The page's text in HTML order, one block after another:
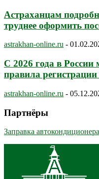
Астраханцам
труднее оформить
astrakhan-online.ru -
С 2026 года в России
правила
astrakhan-online.ru -
Партнёры
Заправка